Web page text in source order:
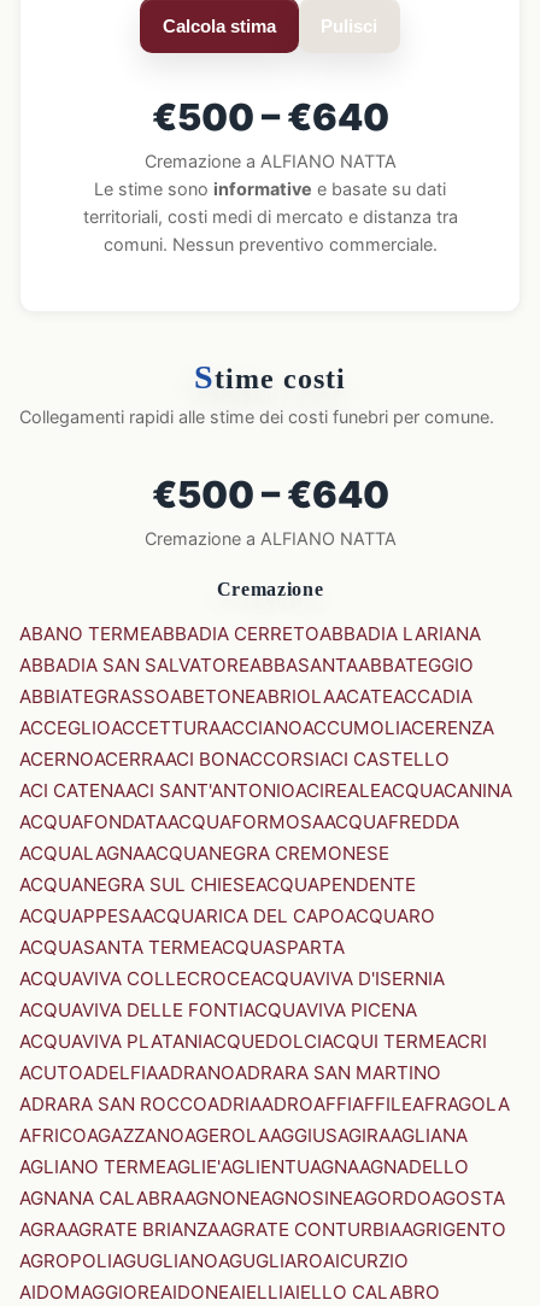
Calcola stima Pulisci
€500 – €640
Cremazione a ALFIANO NATTA
Le stime sono informative e basate su dati
territoriali, costi medi di mercato e distanza tra
comuni. Nessun preventivo commerciale.
Stime costi
Collegamenti rapidi alle stime dei costi funebri per comune.
€500 – €640
Cremazione a ALFIANO NATTA
Cremazione
ABANO TERMEABBADIA CERRETOABBADIA LARIANA
ABBADIA SAN SALVATOREABBASANTAABBATEGGIO
ABBIATEGRASSOABETONEABRIOLAACATEACCADIA
ACCEGLIOACCETTURAACCIANOACCUMOLIACERENZA
ACERNOACERRAACI BONACCORSIACI CASTELLO
ACI CATENAACI SANT'ANTONIOACIREALEACQUACANINA
ACQUAFONDATAACQUAFORMOSAACQUAFREDDA
ACQUALAGNAACQUANEGRA CREMONESE
ACQUANEGRA SUL CHIESEACQUAPENDENTE
ACQUAPPESAACQUARICA DEL CAPOACQUARO
ACQUASANTA TERMEACQUASPARTA
ACQUAVIVA COLLECROCEACQUAVIVA D'ISERNIA
ACQUAVIVA DELLE FONTIACQUAVIVA PICENA
ACQUAVIVA PLATANIACQUEDOLCIACQUI TERMEACRI
ACUTOADELFIAADRANOADRARA SAN MARTINO
ADRARA SAN ROCCOADRIAADROAFFIAFFILEAFRAGOLA
AFRICOAGAZZANOAGEROLAAGGIUSAGIRAAGLIANA
AGLIANO TERMEAGLIE'AGLIENTUAGNAAGNADELLO
AGNANA CALABRAAGNONEAGNOSINEAGORDOAGOSTA
AGRAAGRATE BRIANZAAGRATE CONTURBIAAGRIGENTO
AGROPOLIAGUGLIANOAGUGLIAROAICURZIO
AIDOMAGGIOREAIDONEAIELLIAIELLO CALABRO